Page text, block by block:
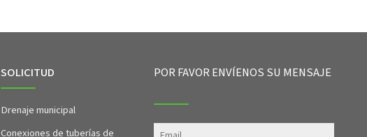
SOLICITUD
Drenaje municipal
Conexiones de tuberías de
POR FAVOR ENVÍENOS SU MENSAJE